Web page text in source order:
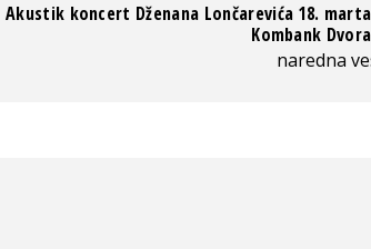
Akustik koncert Dženana Lončarevića 18.
Kombank
naredna